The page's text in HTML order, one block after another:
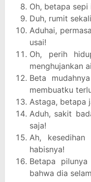
Oh, betapa
Duh, rumit
Aduhai,
usai!
Oh, perih
menghujankan
Beta
membuatku
Astaga, betapa
Aduh, sakit
saja!
Ah,
habisnya!
Betapa
bahwa dia